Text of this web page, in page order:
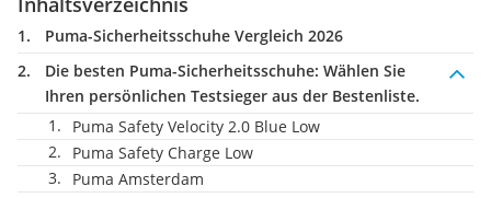
Puma-Sicherheitsschuhe Vergleich 2026
Die besten Puma-Sicherheitsschuhe: Wählen Sie
Ihren persönlichen Testsieger aus der Bestenliste.
Puma Safety Velocity 2.0 Blue Low
Puma Safety Charge Low
Puma Amsterdam